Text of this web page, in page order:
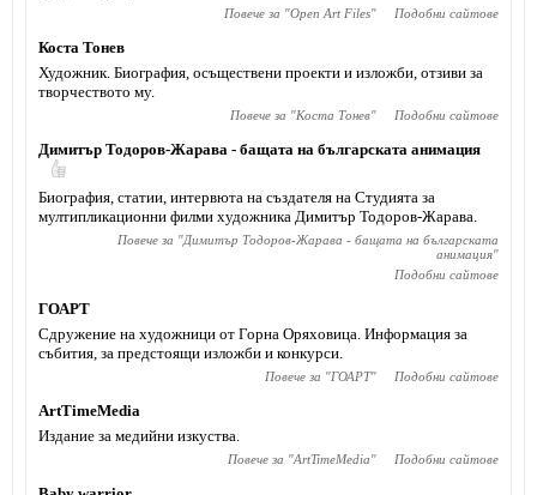
Повече за "Open Art Files" Подобни сайтове
Коста Тонев
Художник. Биография, осъществени проекти и изложби, отзиви за
творчеството му.
Повече за "Коста Тонев" Подобни сайтове
Димитър Тодоров-Жарава - бащата на българската анимация
Биография, статии, интервюта на създателя на Студията за
мултипликационни филми художника Димитър Тодоров-Жарава.
Повече за "Димитър Тодоров-Жарава - бащата на българската
анимация"
Подобни сайтове
ГОАРТ
Сдружение на художници от Горна Оряховица. Информация за
събития, за предстоящи изложби и конкурси.
Повече за "ГОАРТ" Подобни сайтове
ArtTimeMedia
Издание за медийни изкуства.
Повече за "ArtTimeMedia" Подобни сайтове